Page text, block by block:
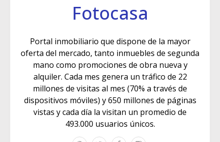
Fotocasa
Portal inmobiliario que dispone de la mayor
oferta del mercado, tanto inmuebles de segunda
mano como promociones de obra nueva y
alquiler. Cada mes genera un tráfico de 22
millones de visitas al mes (70% a través de
dispositivos móviles) y 650 millones de páginas
vistas y cada día la visitan un promedio de
493.000 usuarios únicos.